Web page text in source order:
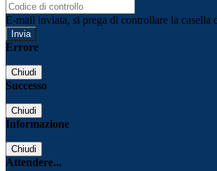
E-mail inviata, si prega di controllare la casella
Errore
Chiudi
Successo
Chiudi
Informazione
Chiudi
Attendere...